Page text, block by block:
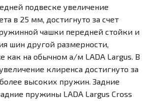
подвеске увеличение
в 25 мм, достигнуто за счет
чашки передней стойки и
шин другой размерности,
как на обычном а/м LADA Largus. В
клиренса достигнуто за
высоких пружин. Задние
пружины LADA Largus Cross